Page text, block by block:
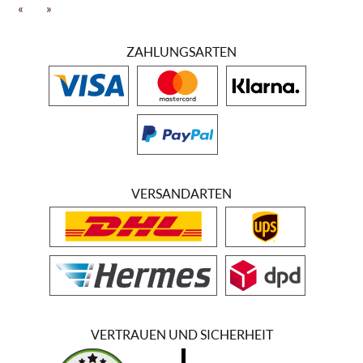
sind über die Grenzen Spaniens bekannt und verfügen über einen
fruchtigen Geschmack. Zur beliebten Weinsorte des Weinguts
Bodegas Aragonesas gehört Coto de Hayas Garnacha Centenaria
Campo de Borja DO aus dem Jahr 2016. Der trockene Rotwein kann
zu vielen Fleischgerichten serviert werden. Die Weinflasche weist ein
hochwertiges Design auf und wurde mit schönem Etikett versehen.
Die Aromen der Beerenfrüchte, der Minze und der Kirsche gehören
Centenaria Campo de Borja DO aus dem Jahr 2016 schmeckt rauchig,
würzig und zugleich harmonisch. Das Eichenholz und die
getrockneten Früchte runden den Wein des Weinguts Bodegas
Aragonesas perfekt ab.
« »
ZAHLUNGSARTEN
VERSANDARTEN
VERTRAUEN UND SICHERHEIT